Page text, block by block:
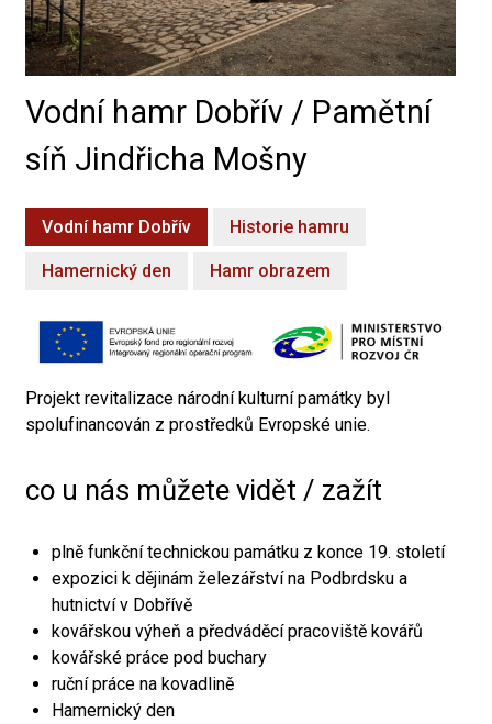
Vodní hamr Dobřív / Pamětní
síň Jindřicha Mošny
Vodní hamr Dobřív Historie hamru
Hamernický den Hamr obrazem
Projekt revitalizace národní kulturní památky byl
spolufinancován z prostředků Evropské unie.
co u nás můžete vidět / zažít
plně funkční technickou památku z konce 19. století
expozici k dějinám železářství na Podbrdsku a
hutnictví v Dobřívě
kovářskou výheň a předváděcí pracoviště kovářů
kovářské práce pod buchary
ruční práce na kovadlině
Hamernický den